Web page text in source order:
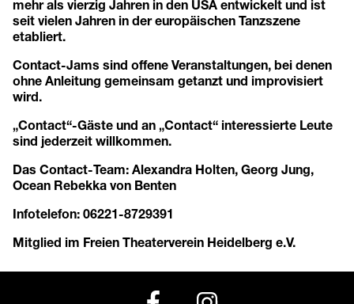
mehr als vierzig Jahren in den USA entwickelt und ist
seit vielen Jahren in der europäischen Tanzszene
etabliert.
Contact-Jams sind offene Veranstaltungen, bei denen
ohne Anleitung gemeinsam getanzt und improvisiert
wird.
„Contact“-Gäste und an „Contact“ interessierte Leute
sind jederzeit willkommen.
Das Contact-Team: Alexandra Holten, Georg Jung,
Ocean Rebekka von Benten
Infotelefon: 06221-8729391
Mitglied im Freien Theaterverein Heidelberg e.V.